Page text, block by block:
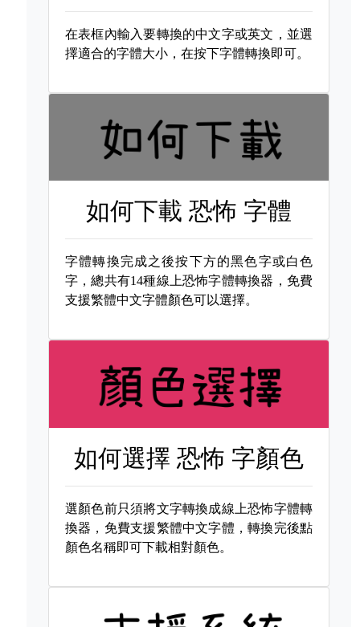
在表框內輸入要轉換的中文字或英文，並選
擇適合的字體大小，在按下字體轉換即可。
如何下載恐怖 字體
字體轉換完成之後按下方的黑色字或白色
字，總共有14種線上恐怖字體轉換器，免費
支援繁體中文字體顏色可以選擇。
如何選擇恐怖 字顏色
選顏色前只須將文字轉換成線上恐怖字體轉
換器，免費支援繁體中文字體，轉換完後點
顏色名稱即可下載相對顏色。